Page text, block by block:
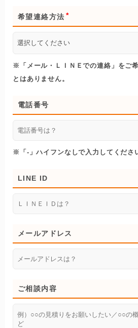
希望連絡方法
※「メール・ＬＩＮＥでの連絡」をご
とはありません。
電話番号
※「-」ハイフンなしで入力してくださ
LINE ID
メールアドレス
ご相談内容